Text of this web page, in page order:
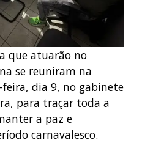
que atuarão no
se reuniram na
dia 9, no gabinete
para traçar toda a
a paz e
carnavalesco.